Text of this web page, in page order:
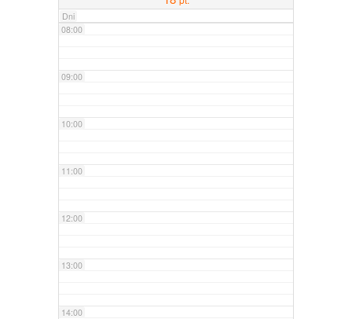
Dni
08:00
09:00
10:00
11:00
12:00
13:00
14:00